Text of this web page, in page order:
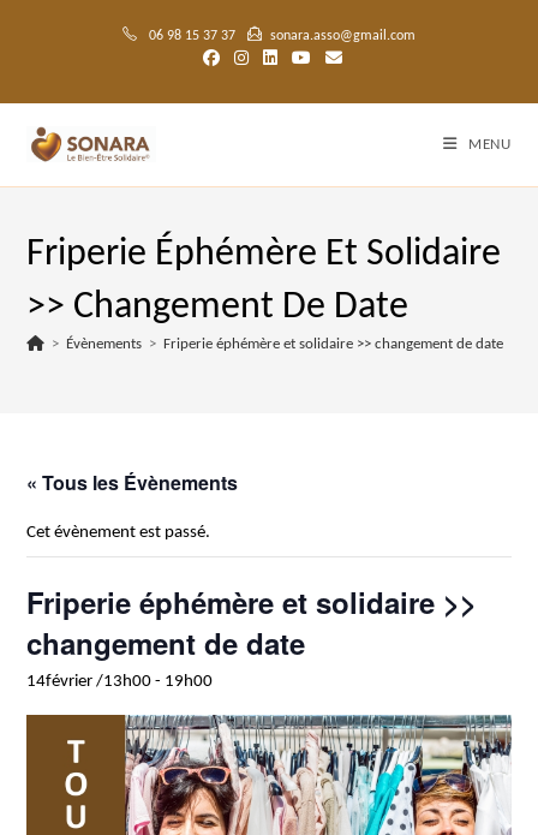
06 98 15 37 37 sonara.asso@gmail.com
MENU
Friperie Éphémère Et Solidaire
>> Changement De Date
> Évènements > Friperie éphémère et solidaire >> changement de date
« Tous les Évènements
Cet évènement est passé.
Friperie éphémère et solidaire >>
changement de date
14février /13h00 - 19h00